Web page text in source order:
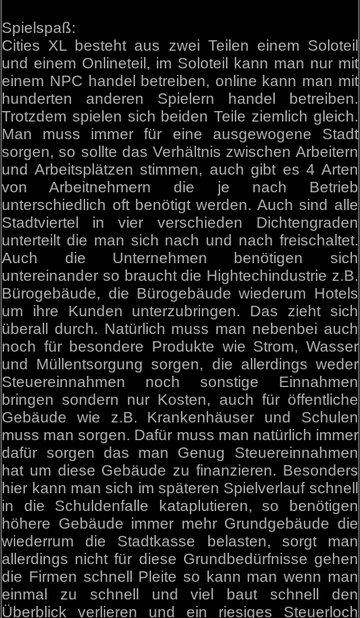
Spielspaß:
Cities XL besteht aus zwei Teilen einem Soloteil
und einem Onlineteil, im Soloteil kann man nur mit
einem NPC handel betreiben, online kann man mit
hunderten anderen Spielern handel betreiben.
Trotzdem spielen sich beiden Teile ziemlich gleich.
Man muss immer für eine ausgewogene Stadt
sorgen, so sollte das Verhältnis zwischen Arbeitern
und Arbeitsplätzen stimmen, auch gibt es 4 Arten
von Arbeitnehmern die je nach Betrieb
unterschiedlich oft benötigt werden. Auch sind alle
Stadtviertel in vier verschieden Dichtengraden
unterteilt die man sich nach und nach freischaltet.
Auch die Unternehmen benötigen sich
untereinander so braucht die Hightechindustrie z.B.
Bürogebäude, die Bürogebäude wiederum Hotels
um ihre Kunden unterzubringen. Das zieht sich
überall durch. Natürlich muss man nebenbei auch
noch für besondere Produkte wie Strom, Wasser
und Müllentsorgung sorgen, die allerdings weder
Steuereinnahmen noch sonstige Einnahmen
bringen sondern nur Kosten, auch für öffentliche
Gebäude wie z.B. Krankenhäuser und Schulen
muss man sorgen. Dafür muss man natürlich immer
dafür sorgen das man Genug Steuereinnahmen
hat um diese Gebäude zu finanzieren. Besonders
hier kann man sich im späteren Spielverlauf schnell
in die Schuldenfalle kataplutieren, so benötigen
höhere Gebäude immer mehr Grundgebäude die
wiederrum die Stadtkasse belasten, sorgt man
allerdings nicht für diese Grundbedürfnisse gehen
die Firmen schnell Pleite so kann man wenn man
einmal zu schnell und viel baut schnell den
Überblick verlieren und ein riesiges Steuerloch